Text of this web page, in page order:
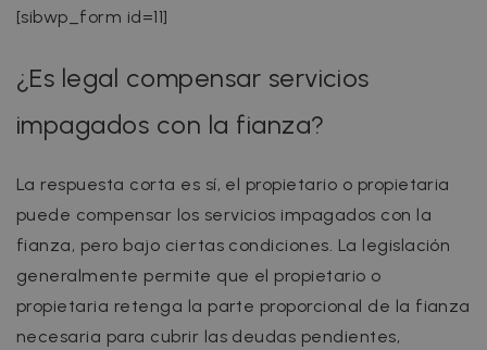
[sibwp_form id=11]
¿Es legal compensar servicios
impagados con la fianza?
La respuesta corta es sí, el propietario o propietaria
puede compensar los servicios impagados con la
fianza, pero bajo ciertas condiciones. La legislación
generalmente permite que el propietario o
propietaria retenga la parte proporcional de la fianza
necesaria para cubrir las deudas pendientes,